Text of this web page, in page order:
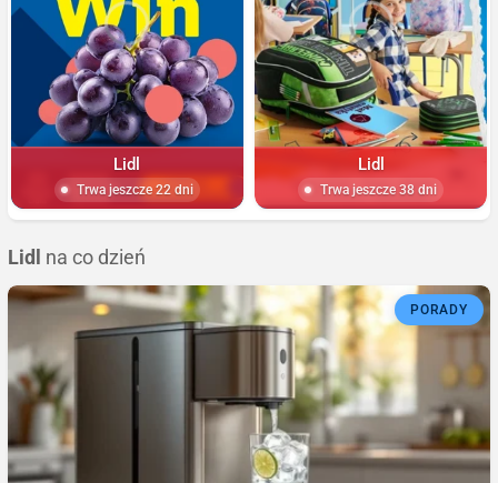
Lidl
Trwa jeszcze 22 dni
Lidl
Trwa jeszcze 38 dni
Lidl na co dzień
PORADY